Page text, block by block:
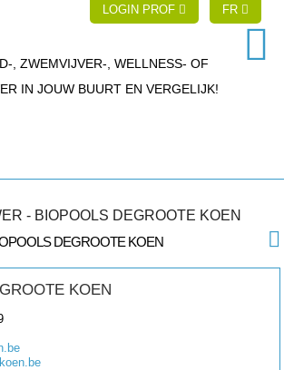
LOGIN PROF FR
, ZWEMVIJVER-, WELLNESS- OF
IN JOUW BUURT EN VERGELIJK!
- BIOPOOLS DEGROOTE KOEN
DEGROOTE KOEN
KOEN